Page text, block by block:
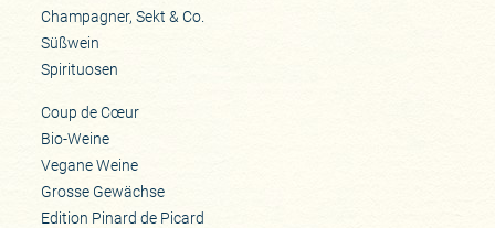
Champagner, Sekt & Co.
Süßwein
Spirituosen
Coup de Cœur
Bio-Weine
Vegane Weine
Grosse Gewächse
Edition Pinard de Picard